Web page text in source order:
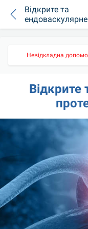
Відкрите та
ендоваскулярне
протезування
Невідкладна
Відкрите